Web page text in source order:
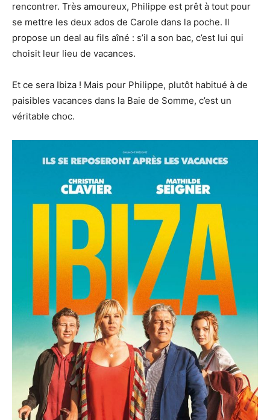
rencontrer. Très amoureux, Philippe est prêt à tout pour
se mettre les deux ados de Carole dans la poche. Il
propose un deal au fils aîné : s’il a son bac, c’est lui qui
choisit leur lieu de vacances.
Et ce sera Ibiza ! Mais pour Philippe, plutôt habitué à de
paisibles vacances dans la Baie de Somme, c’est un
véritable choc.